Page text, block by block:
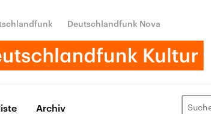
Deutschlandfunk Nova
Archiv